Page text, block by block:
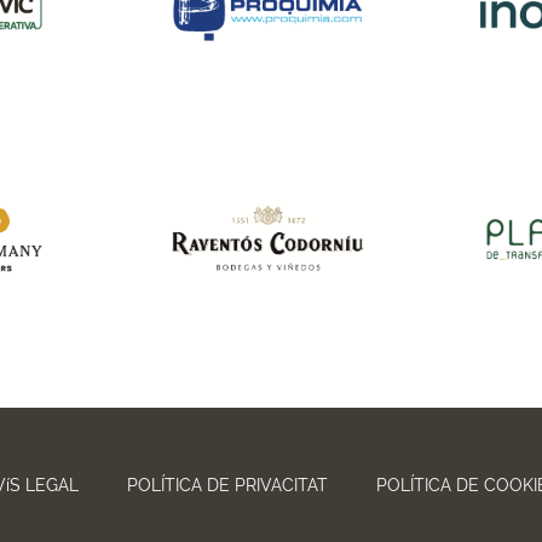
LEGAL POLÍTICA DE PRIVACITAT POLÍTICA DE